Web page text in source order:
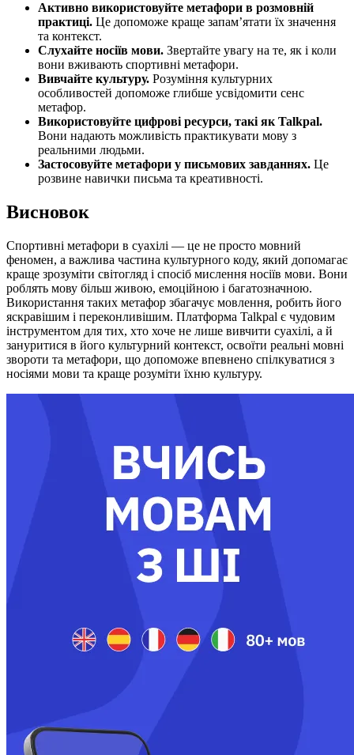
Активно використовуйте метафори в розмовній
практиці. Це допоможе краще запам’ятати їх значення
та контекст.
Слухайте носіїв мови. Звертайте увагу на те, як і коли
вони вживають спортивні метафори.
Вивчайте культуру. Розуміння культурних
особливостей допоможе глибше усвідомити сенс
метафор.
Використовуйте цифрові ресурси, такі як Talkpal.
Вони надають можливість практикувати мову з
реальними людьми.
Застосовуйте метафори у письмових завданнях. Це
розвине навички письма та креативності.
Висновок
Спортивні метафори в суахілі — це не просто мовний
феномен, а важлива частина культурного коду, який допомагає
краще зрозуміти світогляд і спосіб мислення носіїв мови. Вони
роблять мову більш живою, емоційною і багатозначною.
Використання таких метафор збагачує мовлення, робить його
яскравішим і переконливішим. Платформа Talkpal є чудовим
інструментом для тих, хто хоче не лише вивчити суахілі, а й
зануритися в його культурний контекст, освоїти реальні мовні
звороти та метафори, що допоможе впевнено спілкуватися з
носіями мови та краще розуміти їхню культуру.